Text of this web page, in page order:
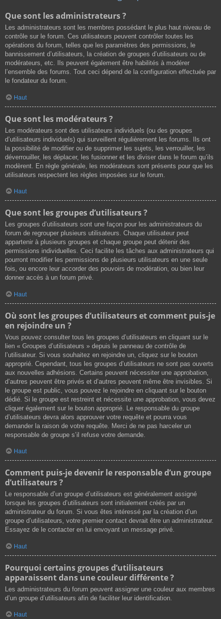
Que sont les administrateurs ?
Les administrateurs sont les membres possédant le plus haut niveau de
contrôle sur le forum. Ces utilisateurs peuvent contrôler toutes les
opérations du forum, telles que les paramètres des permissions, le
bannissement d’utilisateurs, la création de groupes d’utilisateurs ou de
modérateurs, etc. Ils peuvent également être habilités à modérer
l’ensemble des forums. Tout ceci dépend de la configuration effectuée par
le fondateur du forum.
Haut
Que sont les modérateurs ?
Les modérateurs sont des utilisateurs individuels (ou des groupes
d’utilisateurs individuels) qui surveillent régulièrement les forums. Ils ont
la possibilité de modifier ou de supprimer les sujets, les verrouiller, les
déverrouiller, les déplacer, les fusionner et les diviser dans le forum qu’ils
modèrent. En règle générale, les modérateurs sont présents pour que les
utilisateurs respectent les règles imposées sur le forum.
Haut
Que sont les groupes d’utilisateurs ?
Les groupes d’utilisateurs sont une façon pour les administrateurs du
forum de regrouper plusieurs utilisateurs. Chaque utilisateur peut
appartenir à plusieurs groupes et chaque groupe peut détenir des
permissions individuelles. Ceci facilite les tâches aux administrateurs qui
pourront modifier les permissions de plusieurs utilisateurs en une seule
fois, ou encore leur accorder des pouvoirs de modération, ou bien leur
donner accès à un forum privé.
Haut
Où sont les groupes d’utilisateurs et comment puis-je
en rejoindre un ?
Vous pouvez consulter tous les groupes d’utilisateurs en cliquant sur le
lien « Groupes d’utilisateurs » depuis le panneau de contrôle de
l’utilisateur. Si vous souhaitez en rejoindre un, cliquez sur le bouton
approprié. Cependant, tous les groupes d’utilisateurs ne sont pas ouverts
aux nouvelles adhésions. Certains peuvent nécessiter une approbation,
d’autres peuvent être privés et d’autres peuvent même être invisibles. Si
le groupe est public, vous pouvez le rejoindre en cliquant sur le bouton
dédié. Si le groupe est restreint et nécessite une approbation, vous devez
cliquer également sur le bouton approprié. Le responsable du groupe
d’utilisateurs devra alors approuver votre requête et pourra vous
demander la raison de votre requête. Merci de ne pas harceler un
responsable de groupe s’il refuse votre demande.
Haut
Comment puis-je devenir le responsable d’un groupe
d’utilisateurs ?
Le responsable d’un groupe d’utilisateurs est généralement assigné
lorsque les groupes d’utilisateurs sont initialement créés par un
administrateur du forum. Si vous êtes intéressé par la création d’un
groupe d’utilisateurs, votre premier contact devrait être un administrateur.
Essayez de le contacter en lui envoyant un message privé.
Haut
Pourquoi certains groupes d’utilisateurs
apparaissent dans une couleur différente ?
Les administrateurs du forum peuvent assigner une couleur aux membres
d’un groupe d’utilisateurs afin de faciliter leur identification.
Haut